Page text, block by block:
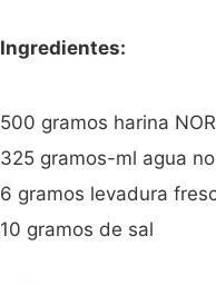
Ingredientes:
500 gramos harina
325 gramos-ml agua
6 gramos levadura
10 gramos de sal